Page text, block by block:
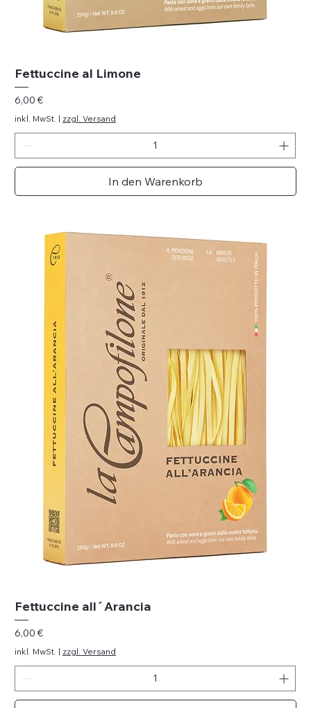
Fettuccine al Limone
Preis
6,00 €
inkl. MwSt. | zzgl. Versand
In den Warenkorb
Fettuccine all´Arancia
Preis
6,00 €
inkl. MwSt. | zzgl. Versand